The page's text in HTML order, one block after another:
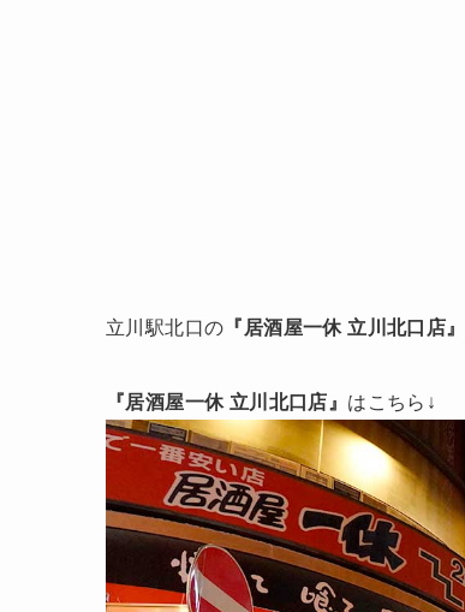
立川駅北口の 『居酒屋一休 立川北口店』
『居酒屋一休 立川北口店』 はこちら↓